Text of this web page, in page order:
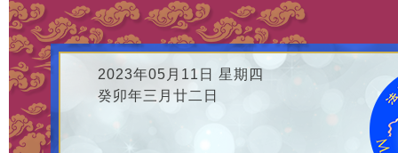
2023年05月11日 星期四
癸卯年三月廿二日